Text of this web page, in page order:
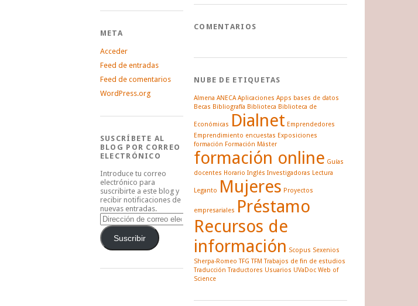
META
Acceder
Feed de entradas
Feed de comentarios
WordPress.org
SUSCRÍBETE AL
BLOG POR CORREO
ELECTRÓNICO
Introduce tu correo
electrónico para
suscribirte a este blog y
recibir notificaciones de
nuevas entradas.
Dirección
de
correo
electrónico
Suscribir
COMENTARIOS
NUBE DE ETIQUETAS
Almena ANECA Aplicaciones Apps bases de datos
Becas Bibliografía Biblioteca Biblioteca de
Económicas Dialnet Emprendedores
Emprendimiento encuestas Exposiciones
formación Formación Máster
formación online Guías
docentes Horario Inglés Investigadoras Lectura
Leganto Mujeres Proyectos
empresariales Préstamo
Recursos de
información Scopus Sexenios
Sherpa-Romeo TFG TFM Trabajos de fin de estudios
Traducción Traductores Usuarios UVaDoc Web of
Science